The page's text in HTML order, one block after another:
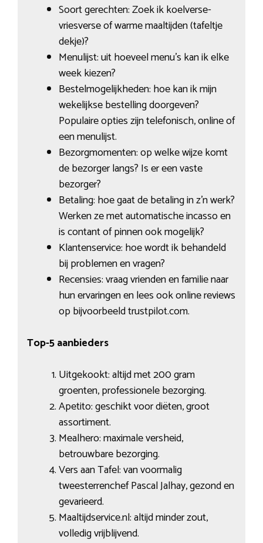
Soort gerechten: Zoek ik koelverse-
vriesverse of warme maaltijden (tafeltje
dekje)?
Menulijst: uit hoeveel menu’s kan ik elke
week kiezen?
Bestelmogelijkheden: hoe kan ik mijn
wekelijkse bestelling doorgeven?
Populaire opties zijn telefonisch, online of
een menulijst.
Bezorgmomenten: op welke wijze komt
de bezorger langs? Is er een vaste
bezorger?
Betaling: hoe gaat de betaling in z’n werk?
Werken ze met automatische incasso en
is contant of pinnen ook mogelijk?
Klantenservice: hoe wordt ik behandeld
bij problemen en vragen?
Recensies: vraag vrienden en familie naar
hun ervaringen en lees ook online reviews
op bijvoorbeeld trustpilot.com.
Top-5 aanbieders
Uitgekookt: altijd met 200 gram
groenten, professionele bezorging.
Apetito: geschikt voor diëten, groot
assortiment.
Mealhero: maximale versheid,
betrouwbare bezorging.
Vers aan Tafel: van voormalig
tweesterrenchef Pascal Jalhay, gezond en
gevarieerd.
Maaltijdservice.nl: altijd minder zout,
volledig vrijblijvend.